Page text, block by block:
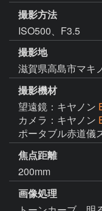
撮影方法
ISO500、F3.5
撮影地
滋賀県高島市マキ
撮影機材
望遠鏡：キヤノン
カメラ：キヤノン
焦点距離
200mm
画像処理